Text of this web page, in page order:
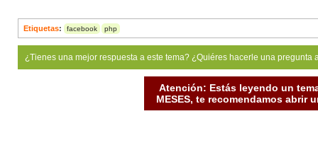
Etiquetas: facebook php
¿Tienes una mejor respuesta a este tema? ¿Quiéres hacerle una
Atención: Estás leyendo un
MESES, te recomendamos abrir